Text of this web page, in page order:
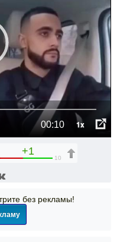
00:10 1x
+1
10
без рекламы!